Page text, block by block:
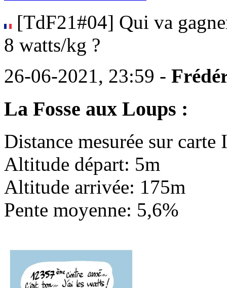
[TdF21#04] Qui va
8 watts/kg ?
26-06-2021, 23:59 -
La Fosse aux Loups :
Distance mesurée sur
Altitude départ: 5m
Altitude arrivée: 175m
Pente moyenne: 5,6%